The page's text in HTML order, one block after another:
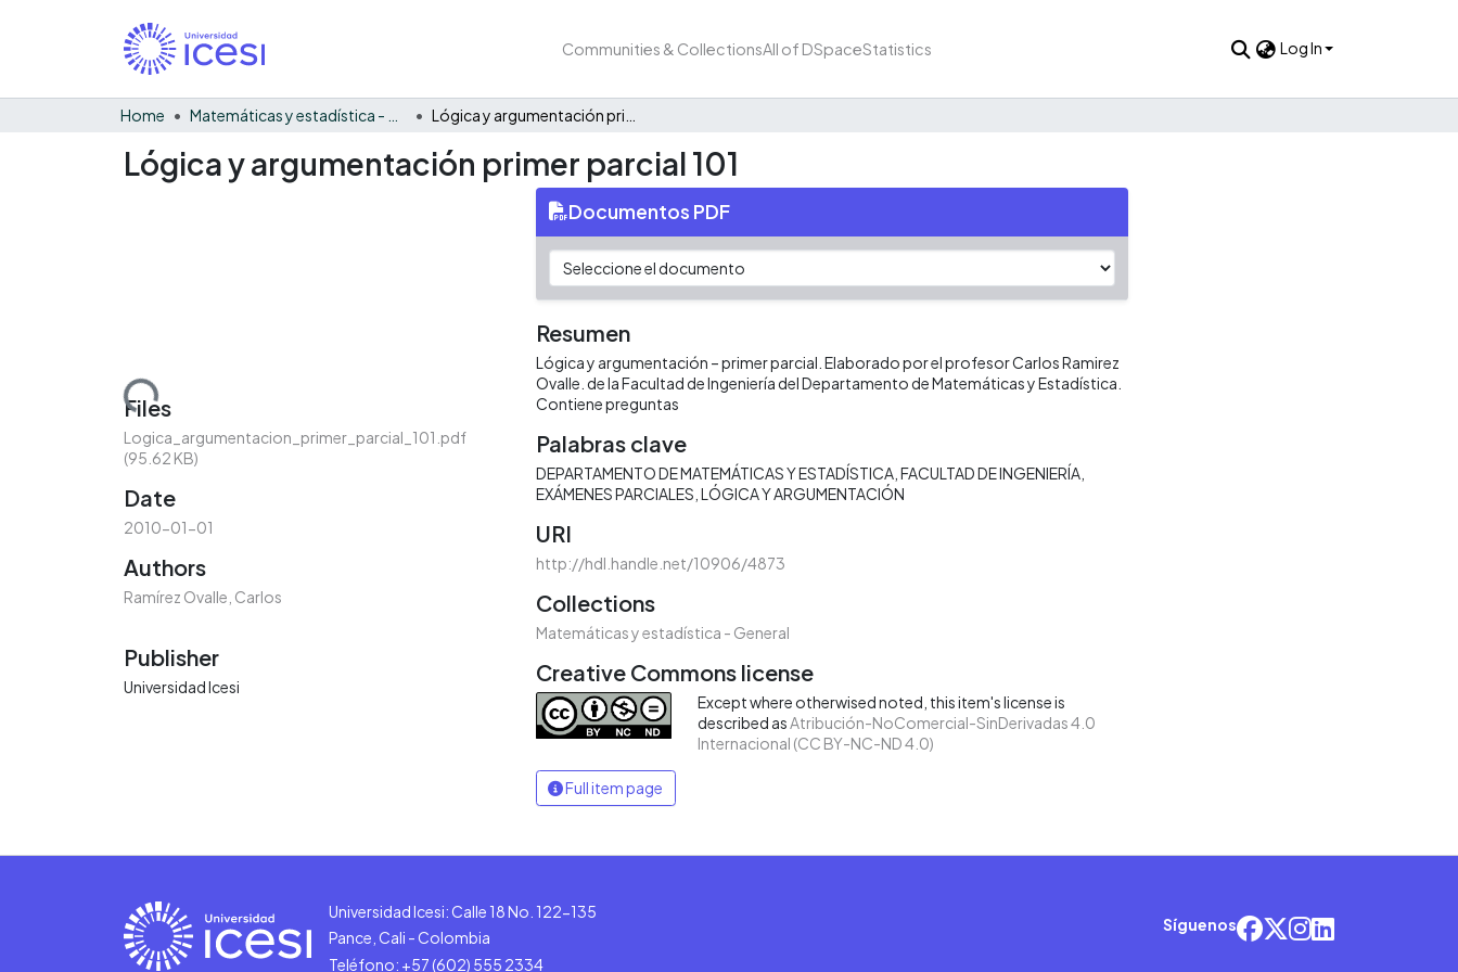
Communities & CollectionsAll of DSpaceStatistics Log In
Home
Lógica y argumentación primer parcial 101
Loading...
Files
Logica_argumentacion_primer_parcial_101.pdf
(95.62 KB)
Date
2010-01-01
Authors
Ramírez Ovalle, Carlos
Publisher
Universidad Icesi
Documentos PDF
Resumen
Lógica y argumentación – primer parcial. Elaborado por el profesor Carlos Ramirez
Ovalle. de la Facultad de Ingeniería del Departamento de Matemáticas y Estadística.
Contiene preguntas
Palabras clave
DEPARTAMENTO DE MATEMÁTICAS Y ESTADÍSTICA FACULTAD DE INGENIERÍA
EXÁMENES PARCIALES LÓGICA Y ARGUMENTACIÓN
URI
http://hdl.handle.net/10906/4873
Collections
Matemáticas y estadística - General
Creative Commons license
Except where otherwised noted, this item's license is
described as Atribución-NoComercial-SinDerivadas 4.0
Internacional (CC BY-NC-ND 4.0)
Full item page
Universidad Icesi: Calle 18 No. 122-135
Pance, Cali - Colombia
Teléfono: +57 (602) 555 2334
Síguenos